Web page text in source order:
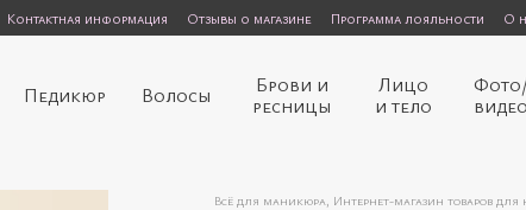
Контактная информация Отзывы о магазине Программа лояльности
О
Педикюр Волосы
Брови и
ресницы
Лицо
и тело
видео
Всё для маникюра, Интернет-магазин товаров для